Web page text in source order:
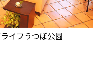
イフうつぼ公園